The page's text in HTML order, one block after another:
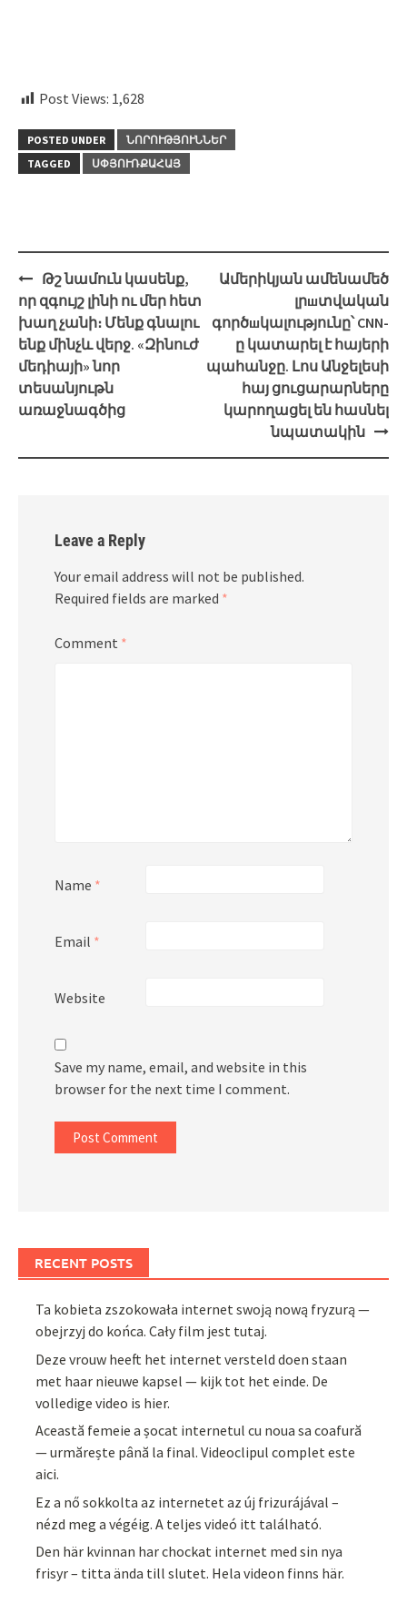
Post Views: 1,628
POSTED UNDER
ՆՈՐՈՒԹՅՈՒՆՆԵՐ
TAGGED
ՍՓՅՈՒՌՔԱՀԱՅ
Post
navigation
Թշ նամուն կասենք,
որ զգույշ լինի ու մեր հետ
խաղ չանի։ Մենք գնալու
ենք մինչև վերջ. «Զինուժ
մեդիայի» նոր
տեսանյութն
առաջնագծից
Ամերիկյան ամենամեծ
լրшտվական
գործшկալությունը՝ CNN-
ը կատարել է հայերի
պահանջը. Լոս Անջելեսի
հայ ցուցարարները
կարողացել են հասնել
նպատակին
Leave a Reply
Your email address will not be published.
Required fields are marked *
Comment *
Name *
Email *
Website
Save my name, email, and website in this
browser for the next time I comment.
RECENT POSTS
Ta kobieta zszokowała internet swoją nową fryzurą —
obejrzyj do końca. Cały film jest tutaj.
Deze vrouw heeft het internet versteld doen staan
met haar nieuwe kapsel — kijk tot het einde. De
volledige video is hier.
Această femeie a șocat internetul cu noua sa coafură
— urmărește până la final. Videoclipul complet este
aici.
Ez a nő sokkolta az internetet az új frizurájával –
nézd meg a végéig. A teljes videó itt található.
Den här kvinnan har chockat internet med sin nya
frisyr – titta ända till slutet. Hela videon finns här.